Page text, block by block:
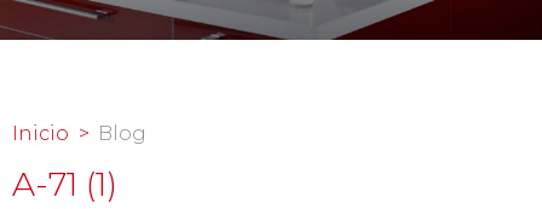
Inicio Blog
A-71 (1)